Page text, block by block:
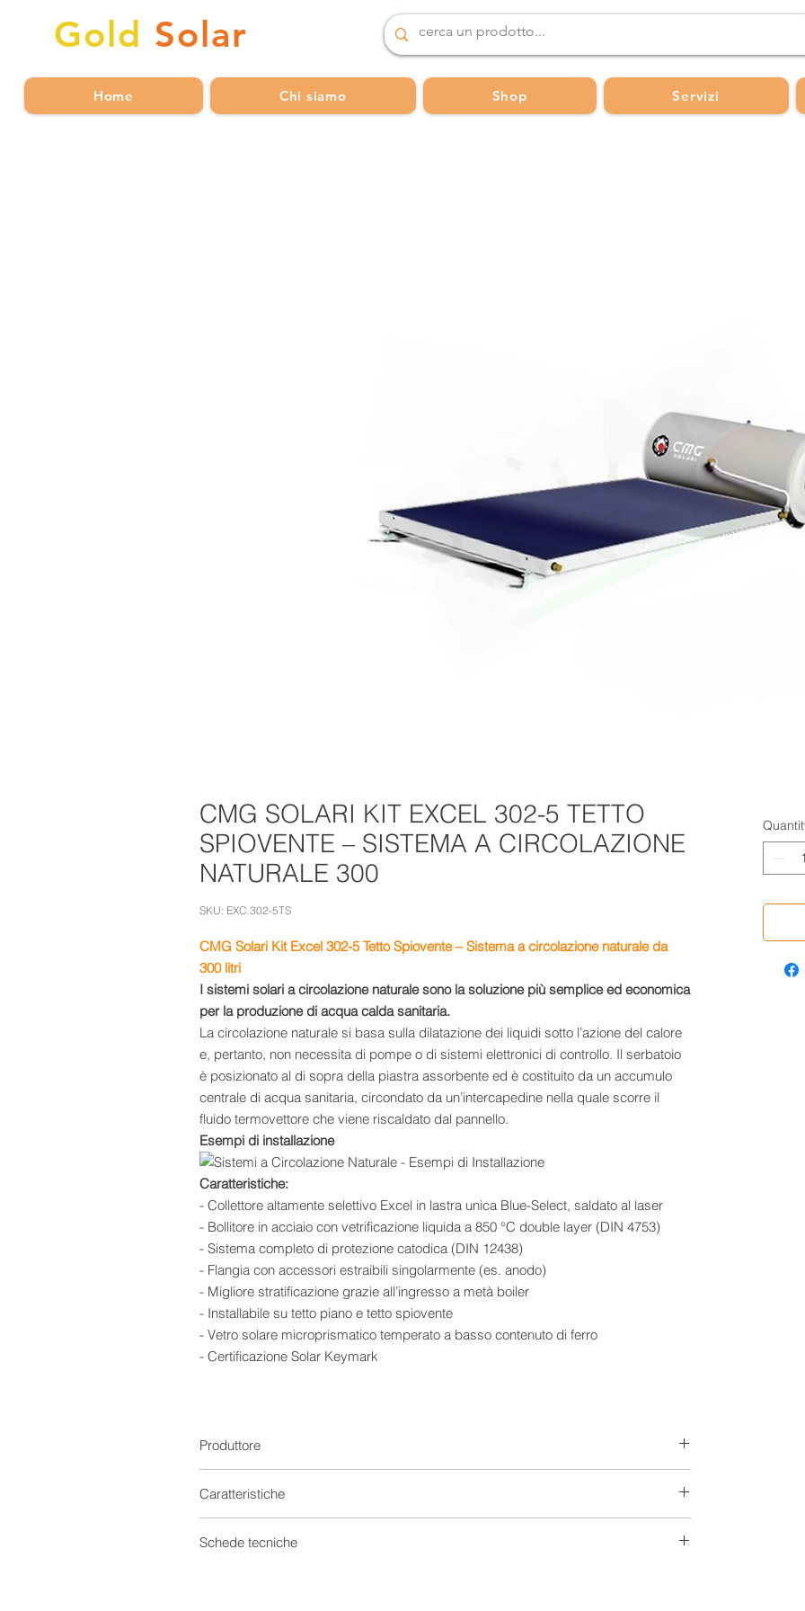
Gold Solar
Home Chi siamo Shop Servizi
CMG SOLARI KIT EXCEL 302-5 TETTO
SPIOVENTE – SISTEMA A CIRCOLAZIONE
NATURALE 300
SKU: EXC.302-5TS
CMG Solari Kit Excel 302-5 Tetto Spiovente – Sistema a circolazione naturale da
300 litri
I sistemi solari a circolazione naturale sono la soluzione più semplice ed economica
per la produzione di acqua calda sanitaria.
La circolazione naturale si basa sulla dilatazione dei liquidi sotto l’azione del calore
e, pertanto, non necessita di pompe o di sistemi elettronici di controllo. Il serbatoio
è posizionato al di sopra della piastra assorbente ed è costituito da un accumulo
centrale di acqua sanitaria, circondato da un’intercapedine nella quale scorre il
fluido termovettore che viene riscaldato dal pannello.
Esempi di installazione
Caratteristiche:
- Collettore altamente selettivo Excel in lastra unica Blue-Select, saldato al laser
- Bollitore in acciaio con vetrificazione liquida a 850 °C double layer (DIN 4753)
- Sistema completo di protezione catodica (DIN 12438)
- Flangia con accessori estraibili singolarmente (es. anodo)
- Migliore stratificazione grazie all’ingresso a metà boiler
- Installabile su tetto piano e tetto spiovente
- Vetro solare microprismatico temperato a basso contenuto di ferro
- Certificazione Solar Keymark
2.5 MQ:
Materiale: Telaio in alluminio anodizzato, assorbitore con arpa in rame saldata al
; sui lati: spessore 15mm, densità 60 kg/m3.
Produttore
Caratteristiche
Solare Termico
Schede tecniche